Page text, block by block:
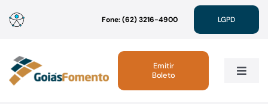
para
conteúdo
Fone: (62) 3216-4900 LGPD
Toggle
Emitir
Boleto